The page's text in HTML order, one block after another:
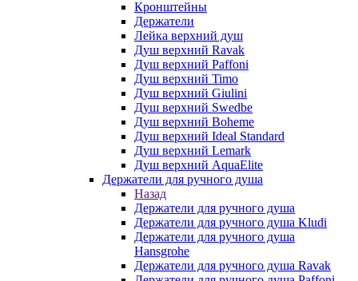
Кронштейны
Держатели
Лейка верхний душ
Душ верхний Ravak
Душ верхний Paffoni
Душ верхний Timo
Душ верхний Giulini
Душ верхний Swedbe
Душ верхний Boheme
Душ верхний Ideal Standard
Душ верхний Lemark
Душ верхний AquaElite
Держатели для ручного душа
Назад
Держатели для ручного душа
Держатели для ручного душа Kludi
Держатели для ручного душа
Hansgrohe
Держатели для ручного душа Ravak